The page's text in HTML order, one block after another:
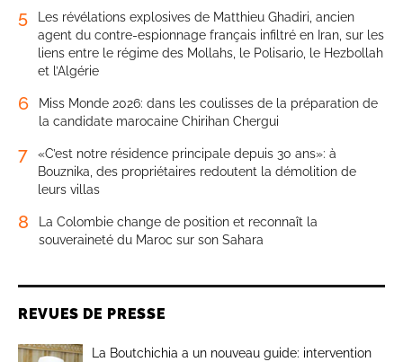
5
Les révélations explosives de Matthieu Ghadiri, ancien
agent du contre-espionnage français infiltré en Iran, sur les
liens entre le régime des Mollahs, le Polisario, le Hezbollah
et l’Algérie
6
Miss Monde 2026: dans les coulisses de la préparation de
la candidate marocaine Chirihan Chergui
7
«C’est notre résidence principale depuis 30 ans»: à
Bouznika, des propriétaires redoutent la démolition de
leurs villas
8
La Colombie change de position et reconnaît la
souveraineté du Maroc sur son Sahara
REVUES DE PRESSE
La Boutchichia a un nouveau guide: intervention